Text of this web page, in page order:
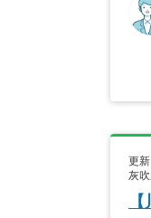
更
灰